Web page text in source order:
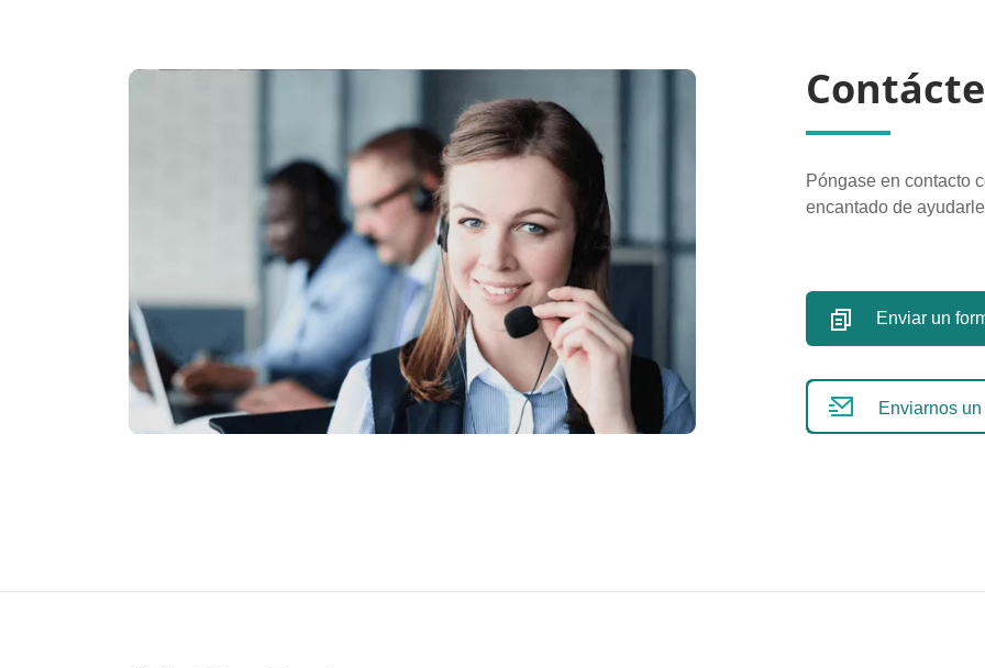
Póngase en contacto
encantado de
Enviar un
Enviarnos